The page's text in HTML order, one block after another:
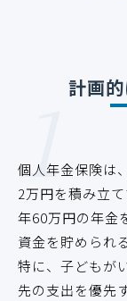
1 計画
個人年金保険は
2万円を積み立
年60万円の年金
資金を貯められ
特に、子どもが
先の支出を優先